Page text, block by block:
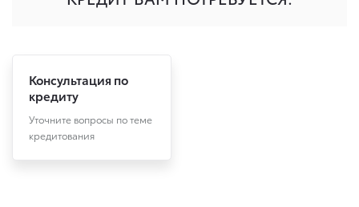
Консультация по
кредиту
Уточните вопросы по теме
кредитования